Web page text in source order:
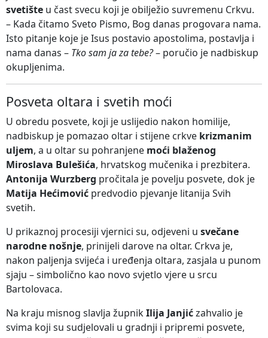
svetište u čast svecu koji je obilježio suvremenu Crkvu.
– Kada čitamo Sveto Pismo, Bog danas progovara nama.
Isto pitanje koje je Isus postavio apostolima, postavlja i
nama danas – Tko sam ja za tebe?– poručio je nadbiskup
okupljenima.
Posveta oltara i svetih moći
U obredu posvete, koji je uslijedio nakon homilije,
nadbiskup je pomazao oltar i stijene crkve krizmanim
uljem, a u oltar su pohranjene moći blaženog
Miroslava Bulešića, hrvatskog mučenika i prezbitera.
Antonija Wurzberg pročitala je povelju posvete, dok je
Matija Hećimović predvodio pjevanje litanija Svih
svetih.
U prikaznoj procesiji vjernici su, odjeveni u svečane
narodne nošnje, prinijeli darove na oltar. Crkva je,
nakon paljenja svijeća i uređenja oltara, zasjala u punom
sjaju – simbolično kao novo svjetlo vjere u srcu
Bartolovaca.
Na kraju misnog slavlja župnikIlija Janjićzahvalio je
svima koji su sudjelovali u gradnji i pripremi posvete,